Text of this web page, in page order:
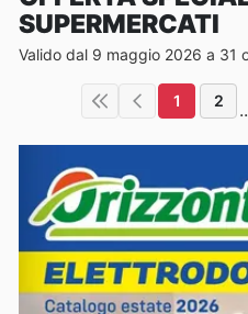
SUPERMERCATI
Valido dal 9 maggio 2026 a 31
1 2